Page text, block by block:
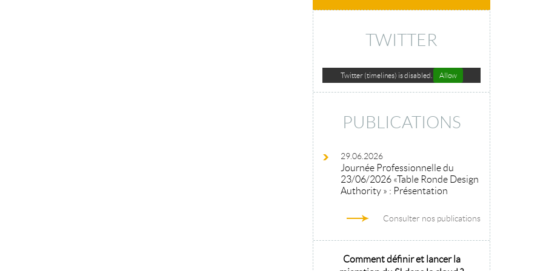
TWITTER
Twitter (timelines) is disabled. Allow
PUBLICATIONS
29.06.2026
Journée Professionnelle du
23/06/2026 «Table Ronde Design
Authority » : Présentation
Consulter nos publications
Comment définir et lancer la
Architecture